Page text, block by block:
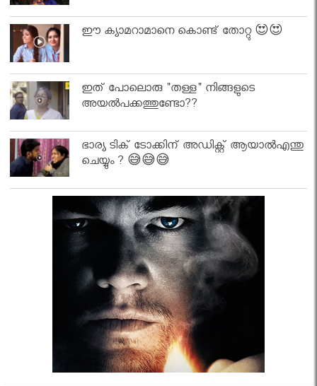
ഈ ക്യാമറാമാനെ കൊണ്ട് തോറ്റു 😍😍
ഇത് പോലൊരു "തള്ള" നിങ്ങളുടെ
അയല്‍പക്കത്തുണ്ടോ??
ഭാര്യ ടിക് ടോക്കിന് അഡിക്റ്റ് ആയാൽഎന്തു
ചെയ്യും ? 😅😅😅